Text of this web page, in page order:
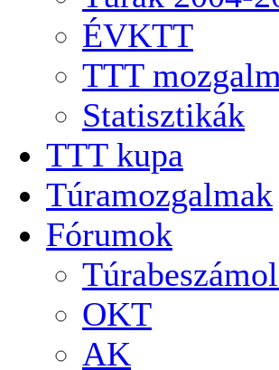
ÉVKTT
TTT
Statisztikák
TTT kupa
Túramozgalmak
Fórumok
OKT
AK